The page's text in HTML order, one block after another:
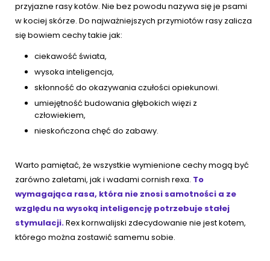
przyjazne rasy kotów. Nie bez powodu nazywa się je psami
w kociej skórze. Do najważniejszych przymiotów rasy zalicza
się bowiem cechy takie jak:
ciekawość świata,
wysoka inteligencja,
skłonność do okazywania czułości opiekunowi.
umiejętność budowania głębokich więzi z
człowiekiem,
nieskończona chęć do zabawy.
Warto pamiętać, że wszystkie wymienione cechy mogą być
zarówno zaletami, jak i wadami cornish rexa. To
wymagająca rasa, która nie znosi samotności a ze
względu na wysoką inteligencję potrzebuje stałej
stymulacji.Rex kornwalijski zdecydowanie nie jest kotem,
którego można zostawić samemu sobie.